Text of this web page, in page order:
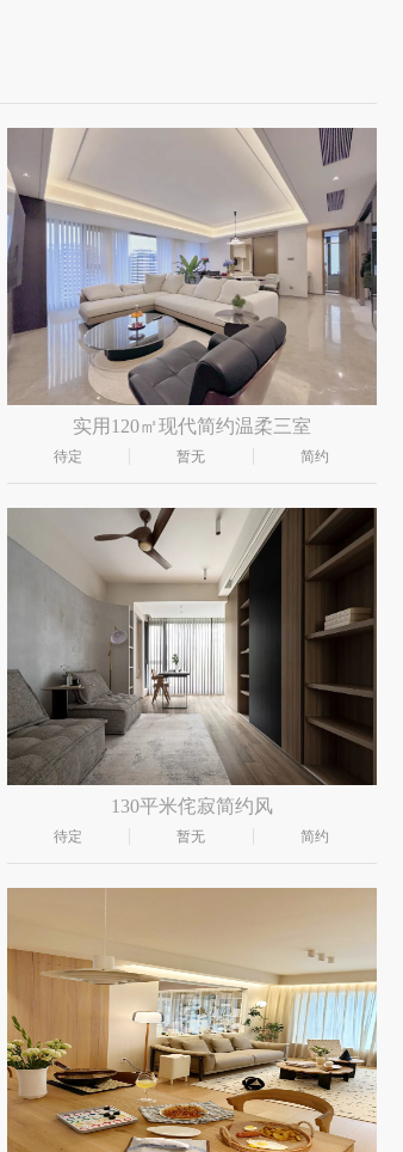
实用120㎡现代简约温柔三室
待定 暂无 简约
130平米侘寂简约风
待定 暂无 简约